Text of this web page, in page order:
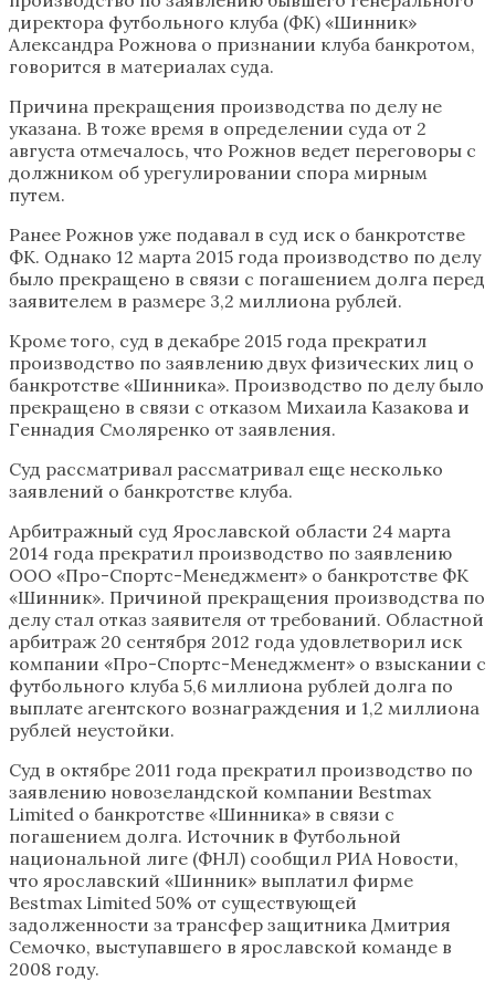
директора футбольного клуба (ФК) «Шинник»
Александра Рожнова о признании клуба банкротом,
говорится в материалах суда.
Причина прекращения производства по делу не
указана. В тоже время в определении суда от 2
августа отмечалось, что Рожнов ведет переговоры с
должником об урегулировании спора мирным
путем.
Ранее Рожнов уже подавал в суд иск о банкротстве
ФК. Однако 12 марта 2015 года производство по делу
было прекращено в связи с погашением долга перед
заявителем в размере 3,2 миллиона рублей.
Кроме того, суд в декабре 2015 года прекратил
производство по заявлению двух физических лиц о
банкротстве «Шинника». Производство по делу было
прекращено в связи с отказом Михаила Казакова и
Геннадия Смоляренко от заявления.
Суд рассматривал рассматривал еще несколько
заявлений о банкротстве клуба.
Арбитражный суд Ярославской области 24 марта
2014 года прекратил производство по заявлению
ООО «Про-Спортс-Менеджмент» о банкротстве ФК
«Шинник». Причиной прекращения производства по
делу стал отказ заявителя от требований. Областной
арбитраж 20 сентября 2012 года удовлетворил иск
компании «Про-Спортс-Менеджмент» о взыскании с
футбольного клуба 5,6 миллиона рублей долга по
выплате агентского вознаграждения и 1,2 миллиона
рублей неустойки.
Суд в октябре 2011 года прекратил производство по
заявлению новозеландской компании Bestmax
Limited о банкротстве «Шинника» в связи с
погашением долга. Источник в Футбольной
национальной лиге (ФНЛ) сообщил РИА Новости,
что ярославский «Шинник» выплатил фирме
Bestmax Limited 50% от существующей
задолженности за трансфер защитника Дмитрия
Семочко, выступавшего в ярославской команде в
2008 году.